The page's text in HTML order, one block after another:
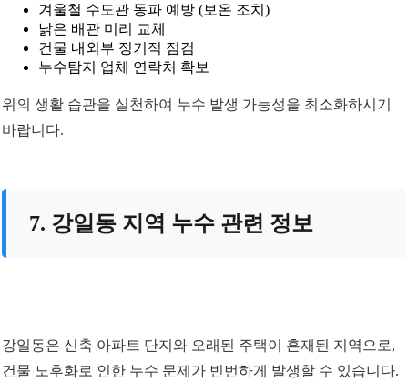
겨울철 수도관 동파 예방 (보온 조치)
낡은 배관 미리 교체
건물 내외부 정기적 점검
누수탐지 업체 연락처 확보
위의 생활 습관을 실천하여 누수 발생 가능성을 최소화하시기
바랍니다.
7. 강일동 지역 누수 관련 정보
강일동은 신축 아파트 단지와 오래된 주택이 혼재된 지역으로,
건물 노후화로 인한 누수 문제가 빈번하게 발생할 수 있습니다.